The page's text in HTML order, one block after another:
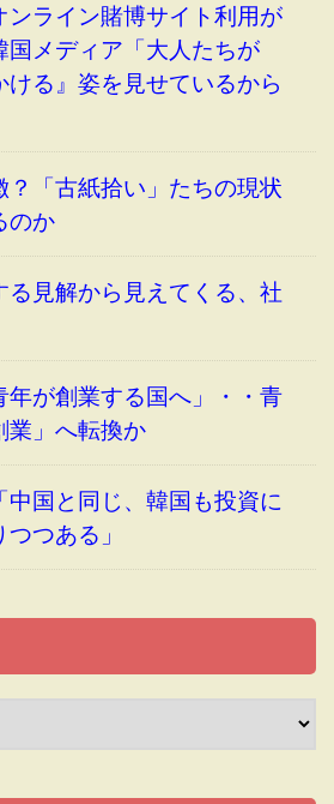
ンライン賭博サイト利用が
国メディア「大人たちが
ける』姿を見せているから
？「古紙拾い」たちの現状
のか
る見解から見えてくる、社
年が創業する国へ」・・青
業」へ転換か
中国と同じ、韓国も投資に
つある」